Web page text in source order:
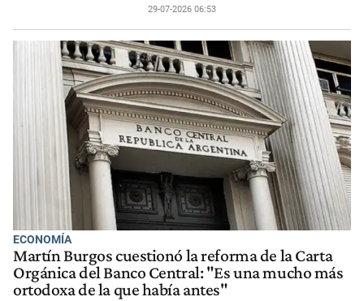
29-07-2026 06:53
ECONOMÍA
Martín Burgos cuestionó la reforma de la Carta
Orgánica del Banco Central: "Es una mucho más
ortodoxa de la que había antes"